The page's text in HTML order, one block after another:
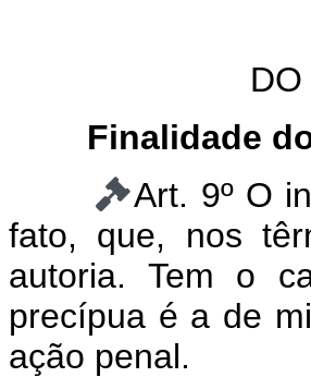
Finalidade
Art. 9º O
fato, que, nos
autoria. Tem o
precípua é a de
ação penal.